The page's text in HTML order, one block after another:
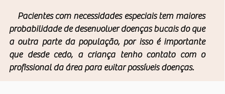
Pacientes com necessidades especiais tem maiores
probabilidade de desenvolver doenças bucais do que
a outra parte da população, por isso é importante
que desde cedo, a criança tenho contato com o
profissional da área para evitar possíveis doenças.